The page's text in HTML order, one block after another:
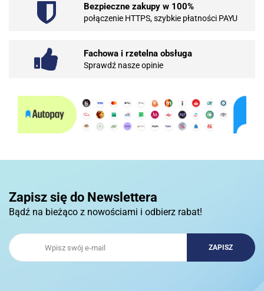
101 INC
Bezpieczne zakupy w 100%
połączenie HTTPS, szybkie płatności PAYU
Fachowa i rzetelna obsługa
Sprawdź nasze opinie
Zapisz się do Newslettera
Bądź na bieżąco z nowościami i odbierz rabat!